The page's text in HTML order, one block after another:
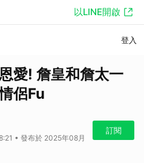
以LINE開啟
登入
愛! 詹皇和詹太一
侶Fu
• 發布於 2025年08月
訂閱